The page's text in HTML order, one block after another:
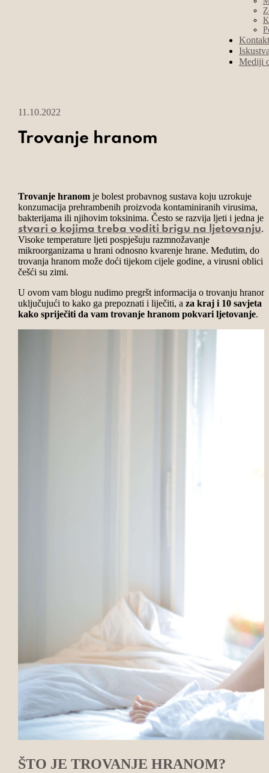
Kontakt
Mediji
11.10.2022
Trovanje hranom
Trovanje hranomje bolest probavnog sustava koju uzrokuje
konzumacija prehrambenih proizvoda kontaminiranih virusima,
bakterijama ili njihovim toksinima. Često se razvija ljeti i jedna je
stvari o kojima treba voditi brigu na ljetovanju.
Visoke temperature ljeti pospješuju razmnožavanje
mikroorganizama u hrani odnosno kvarenje hrane. Međutim, do
trovanja hranom može doći tijekom cijele godine, a virusni oblici
češći su zimi.
U ovom vam blogu nudimo pregršt informacija o trovanju
uključujući to kako ga prepoznati i liječiti, a za kraj i 10 savjeta
kako spriječiti da vam trovanje hranom pokvari ljetovanje.
ŠTO JE TROVANJE HRANOM?